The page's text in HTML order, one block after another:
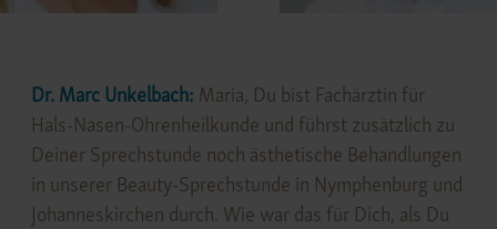
Dr. Marc Unkelbach: Maria, Du bist Fachärztin für
Hals-Nasen-Ohrenheilkunde und führst zusätzlich zu
Deiner Sprechstunde noch ästhetische Behandlungen
in unserer Beauty-Sprechstunde in Nymphenburg und
Johanneskirchen durch. Wie war das für Dich, als Du